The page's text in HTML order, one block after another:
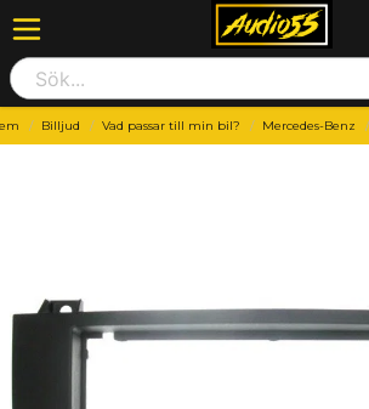
Billjud Vad passar till min bil? Mercedes-Benz